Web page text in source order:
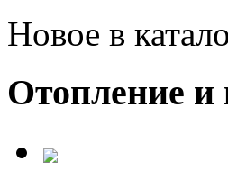
Новое в
Отопление и